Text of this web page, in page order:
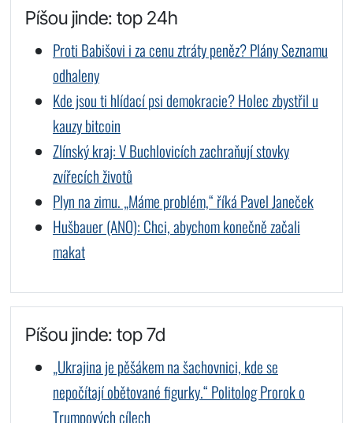
Píšou jinde: top 24h
Proti Babišovi i za cenu ztráty peněz? Plány Seznamu
odhaleny
Kde jsou ti hlídací psi demokracie? Holec zbystřil u
kauzy bitcoin
Zlínský kraj: V Buchlovicích zachraňují stovky
zvířecích životů
Plyn na zimu. „Máme problém,“ říká Pavel Janeček
Hušbauer (ANO): Chci, abychom konečně začali
makat
Píšou jinde: top 7d
„Ukrajina je pěšákem na šachovnici, kde se
nepočítají obětované figurky.“ Politolog Prorok o
Trumpových cílech